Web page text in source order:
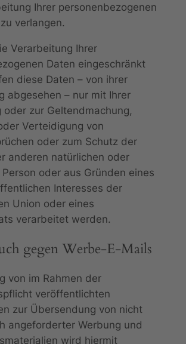
Ihrer personenbezogenen
verlangen.
Verarbeitung Ihrer
Daten eingeschränkt
diese Daten – von ihrer
abgesehen – nur mit Ihrer
oder zur Geltendmachung,
Verteidigung von
oder zum Schutz der
anderen natürlichen oder
oder aus Gründen eines
Interesses der
Union oder eines
verarbeitet werden.
gegen Werbe-E-Mails
von im Rahmen der
veröffentlichten
zur Übersendung von nicht
angeforderter Werbung und
wird hiermit